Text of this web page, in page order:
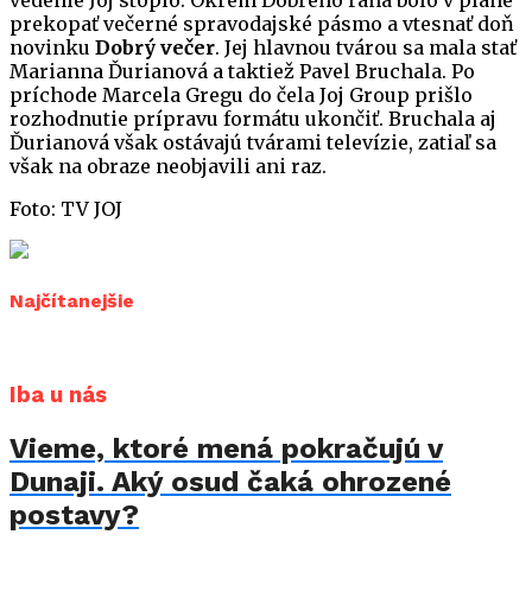
prekopať večerné spravodajské pásmo a vtesnať doň
novinku Dobrý večer. Jej hlavnou tvárou sa mala stať
Marianna Ďurianová a taktiež Pavel Bruchala. Po
príchode Marcela Gregu do čela Joj Group prišlo
rozhodnutie prípravu formátu ukončiť. Bruchala aj
Ďurianová však ostávajú tvárami televízie, zatiaľ sa
však na obraze neobjavili ani raz.
Foto: TV JOJ
Najčítanejšie
Iba u nás
Vieme, ktoré mená pokračujú v
Dunaji. Aký osud čaká ohrozené
postavy?